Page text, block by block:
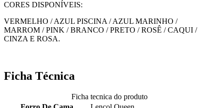
CORES DISPONÍVEIS:
VERMELHO / AZUL PISCINA / AZUL MARINHO /
MARROM / PINK / BRANCO / PRETO / ROSÊ / CAQUI /
CINZA E ROSA.
Ficha Técnica
Ficha tecnica do produto